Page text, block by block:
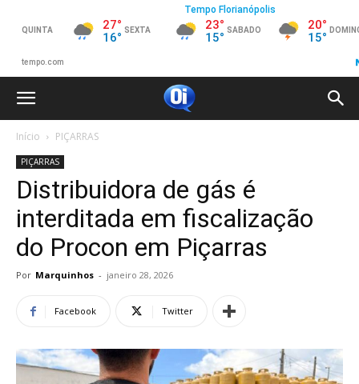
Início PIÇARRAS
PIÇARRAS
Distribuidora de gás é
interditada em fiscalização
do Procon em Piçarras
Por Marquinhos - janeiro 28, 2026
Facebook Twitter